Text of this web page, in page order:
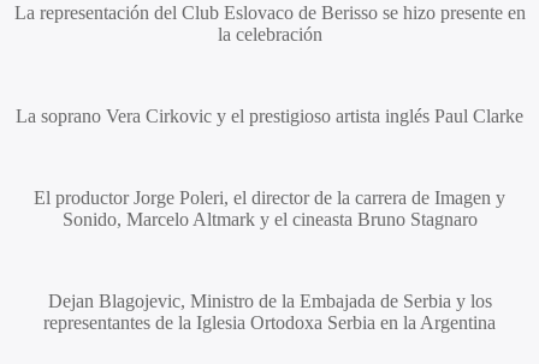
La representación del Club Eslovaco de Berisso se hizo presente en
la celebración
La soprano Vera Cirkovic y el prestigioso artista inglés Paul Clarke
El productorJorge Poleri, el director de la carrera de Imagen y
Sonido, Marcelo Altmarky el cineasta Bruno Stagnaro
Dejan Blagojevic, Ministro de la Embajada de Serbia y los
representantes de la Iglesia Ortodoxa Serbia en la Argentina